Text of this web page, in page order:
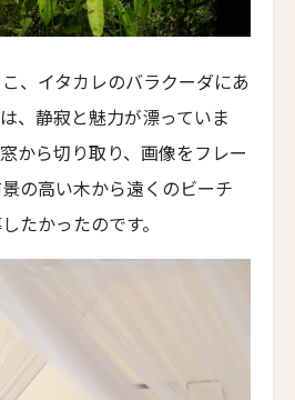
リッヒ・ホテル
リート
ン・サガル
、イタカレのバラクーダにあ
、静寂と魅力が漂っていま
から切り取り、画像をフレー
の高い木から遠くのビーチ
たかったのです。